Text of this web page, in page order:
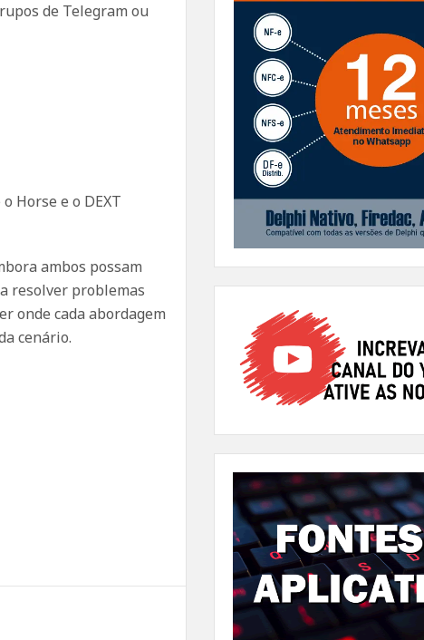
de Telegram ou
Horse e o DEXT
ambos possam
resolver problemas
onde cada abordagem
cenário.